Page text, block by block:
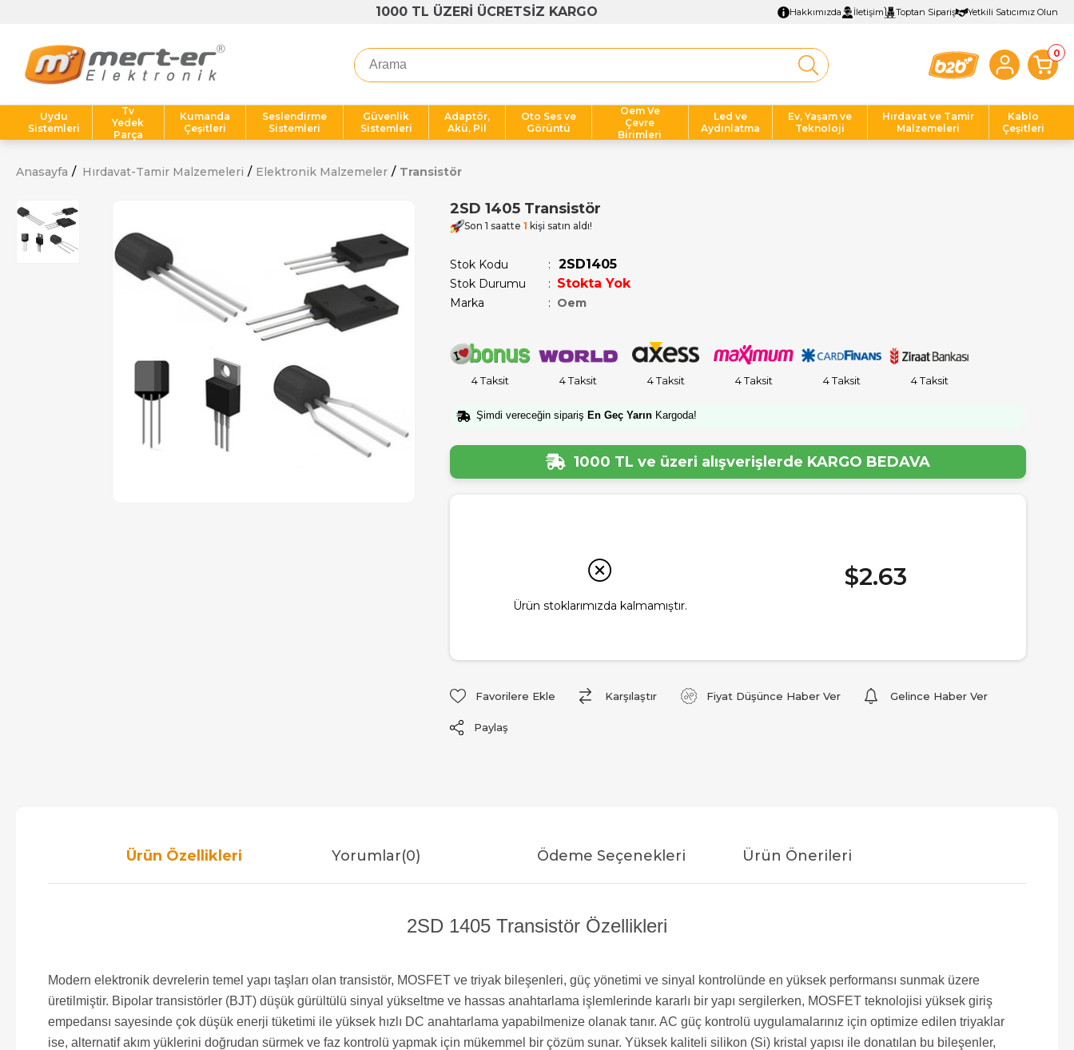
1000 TL ÜZERİ ÜCRETSİZ KARGO Hakkımızda İletişim Toptan Sipariş Yetkili Satıcımız Olun
0
Uydu
Sistemleri
Tv
Yedek
Parça
Kumanda
Çeşitleri
Seslendirme
Sistemleri
Güvenlik
Sistemleri
Adaptör,
Akü, Pil
Oto Ses ve
Görüntü
Oem Ve
Çevre
Birimleri
Led ve
Aydınlatma
Ev, Yaşam ve
Teknoloji
Hırdavat ve Tamir
Malzemeleri
Kablo
Çeşitleri
Anasayfa Hırdavat-Tamir Malzemeleri Elektronik Malzemeler Transistör
2SD 1405 Transistör
Son 1 saatte 1 kişi satın aldı!
Stok Kodu 2SD1405
Stok Durumu : Stokta Yok
Marka : Oem
4 Taksit 4 Taksit 4 Taksit 4 Taksit 4 Taksit 4 Taksit
Şimdi vereceğin sipariş En Geç Yarın Kargoda!
1000 TL ve üzeri alışverişlerde KARGO BEDAVA
Ürün stoklarımızda kalmamıştır.
$2.63
Favorilere Ekle Karşılaştır Fiyat Düşünce Haber Ver Gelince Haber Ver
Paylaş
Ürün Özellikleri Yorumlar(0) Ödeme Seçenekleri Ürün Önerileri
2SD 1405 Transistör Özellikleri
Modern elektronik devrelerin temel yapı taşları olan transistör, MOSFET ve triyak bileşenleri, güç yönetimi ve sinyal kontrolünde en yüksek performansı sunmak üzere
üretilmiştir. Bipolar transistörler (BJT) düşük gürültülü sinyal yükseltme ve hassas anahtarlama işlemlerinde kararlı bir yapı sergilerken, MOSFET teknolojisi yüksek giriş
empedansı sayesinde çok düşük enerji tüketimi ile yüksek hızlı DC anahtarlama yapabilmenize olanak tanır. AC güç kontrolü uygulamalarınız için optimize edilen triyaklar
ise, alternatif akım yüklerini doğrudan sürmek ve faz kontrolü yapmak için mükemmel bir çözüm sunar. Yüksek kaliteli silikon (Si) kristal yapısı ile donatılan bu bileşenler,